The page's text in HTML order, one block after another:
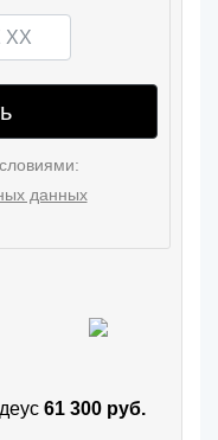
данных
61 300 руб.